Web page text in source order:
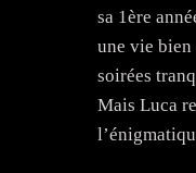
sa 1ère
une vie bien
soirées
Mais Luca